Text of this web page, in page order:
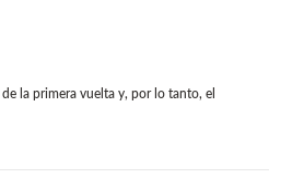
la primera vuelta y, por lo tanto, el